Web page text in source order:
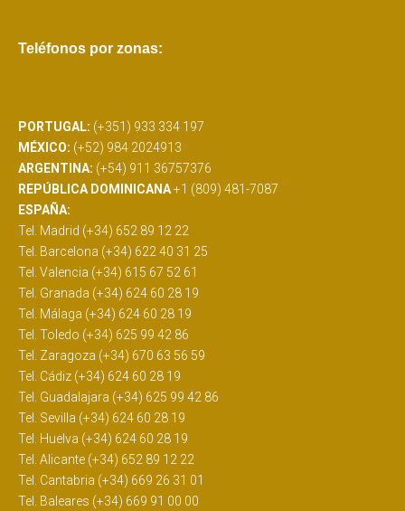
Teléfonos por zonas:
PORTUGAL: (+351) 933 334 197
MÉXICO: (+52) 984 2024913
ARGENTINA: (+54) 911 36757376
REPÚBLICA DOMINICANA+1 (809) 481-7087
ESPAÑA:
Tel. Madrid (+34) 652 89 12 22
Tel. Barcelona (+34) 622 40 31 25
Tel. Valencia (+34) 615 67 52 61
Tel. Granada (+34) 624 60 28 19
Tel. Málaga (+34) 624 60 28 19
Tel. Toledo (+34) 625 99 42 86
Tel. Zaragoza (+34) 670 63 56 59
Tel. Cádiz (+34) 624 60 28 19
Tel. Guadalajara (+34) 625 99 42 86
Tel. Sevilla (+34) 624 60 28 19
Tel. Huelva (+34) 624 60 28 19
Tel. Alicante (+34) 652 89 12 22
Tel. Cantabria (+34) 669 26 31 01
Tel. Baleares (+34) 669 91 00 00